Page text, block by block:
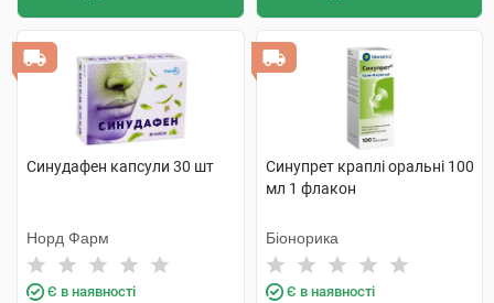
Синудафен капсули 30 шт
Норд Фарм
Є в наявності
Синупрет краплі оральні 100
мл 1 флакон
Біонорика
Є в наявності